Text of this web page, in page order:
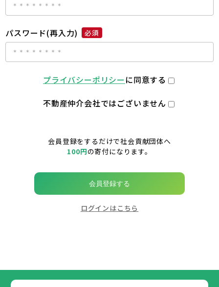
パスワード(再入力) 必須
プライバシーポリシー に同意する
不動産仲介会社ではございません
会員登録をするだけで社会貢献団体へ
100円の寄付になります。
会員登録する
ログインはこちら